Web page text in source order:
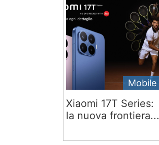
Mobile
Xiaomi 17T Series:
la nuova frontiera...